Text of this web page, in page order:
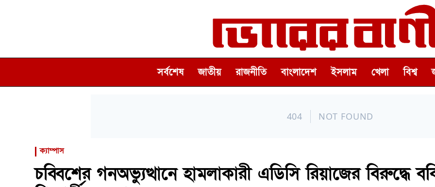
সর্বশেষ জাতীয় রাজনীতি বাংলাদেশ ইসলাম খেলা বিশ্ব
ক্যাম্পাস
চব্বিশের গনঅভ্যুত্থানে হামলাকারী এডিসি রিয়াজের বিরুদ্ধে